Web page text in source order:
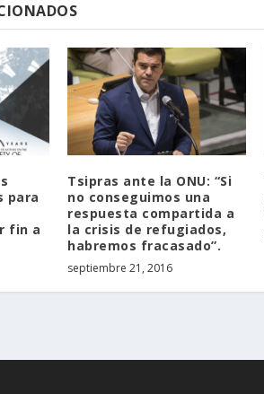
para
fin a
Tsipras ante la ONU: “Si
no conseguimos una
respuesta compartida a
la crisis de refugiados,
habremos fracasado”.
septiembre 21, 2016